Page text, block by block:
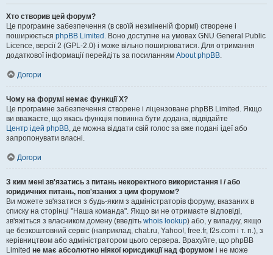
Хто створив цей форум?
Це програмне забезпечення (в своїй незміненій формі) створене і
поширюється phpBB Limited . Воно доступне на умовах GNU General Public
Licence, версії 2 (GPL-2.0) і може вільно поширюватися. Для отримання
додаткової інформації перейдіть за посиланням About phpBB.
Догори
Чому на форумі немає функції X?
Це програмне забезпечення створене і ліцензоване phpBB Limited. Якщо
ви вважаєте, що якась функція повинна бути додана, відвідайте
Центр ідей phpBB, де можна віддати свій голос за вже подані ідеї або
запропонувати власні.
Догори
З ким мені зв'язатись з питань некоректного використання і / або
юридичних питань, пов'язаних з цим форумом?
Ви можете зв'язатися з будь-яким з адміністраторів форуму, вказаних в
списку на сторінці "Наша команда". Якщо ви не отримаєте відповіді,
зв'яжіться з власником домену (введіть whois lookup) або, у випадку, якщо
це безкоштовний сервіс (наприклад, chat.ru, Yahoo!, free.fr, f2s.com і т. п.), з
керівництвом або адміністратором цього сервера. Врахуйте, що phpBB
Limited не має абсолютно ніякої юрисдикції над форумом і не може